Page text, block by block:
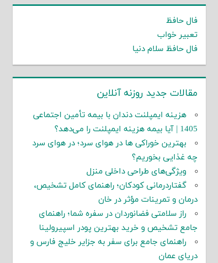
فال حافظ
تعبیر خواب
فال حافظ سلام دنیا
مقالات جدید روزنه آنلاین
هزینه ایمپلنت دندان با بیمه تأمین اجتماعی
1405 | آیا بیمه هزینه ایمپلنت را می‌دهد؟
بهترین خوراکی ها در هوای سرد؛ در هوای سرد
چه غذایی بخوریم؟
ویژگی‌های طراحی داخلی منزل
گفتاردرمانی کودکان؛ راهنمای کامل تشخیص،
درمان و تمرینات مؤثر در خان
راز سلامتی فضانوردان در سفره شما؛ راهنمای
جامع تشخیص و خرید بهترین پودر اسپیرولینا
راهنمای جامع برای سفر به جزایر خلیج فارس و
دریای عمان